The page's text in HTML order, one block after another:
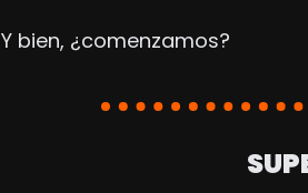
Y bien, ¿comenzamos?